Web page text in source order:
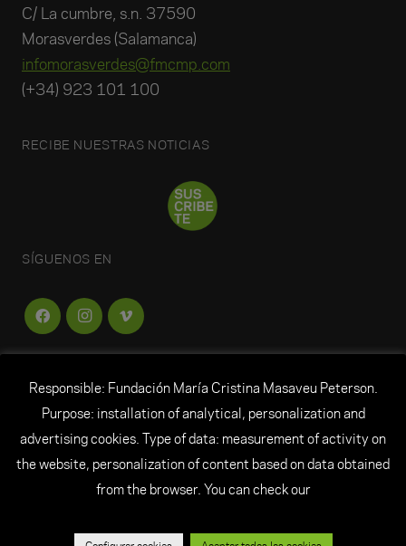
C/ La cumbre, s.n. 37590
Morasverdes (Salamanca)
infomorasverdes@fmcmp.com
(+34) 923 101 100
RECIBE NUESTRAS NOTICIAS
SÍGUENOS EN
© Todos los derechos reservados Fundación María
Cristina Masaveu Peterson
Responsible: Fundación María Cristina Masaveu Peterson.
Purpose: installation of analytical, personalization and
advertising cookies. Type of data: measurement of activity on
the website, personalization of content based on data obtained
from the browser. You can check our